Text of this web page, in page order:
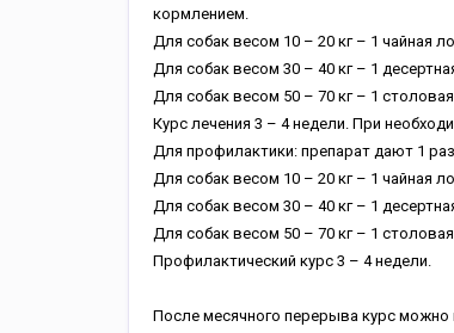
кормлением.
Для собак весом 10 – 20 кг – 1 чайная
Для собак весом 30 – 40 кг – 1
Для собак весом 50 – 70 кг – 1
Курс лечения 3 – 4 недели. При
Для профилактики: препарат дают 1
Для собак весом 10 – 20 кг – 1 чайная
Для собак весом 30 – 40 кг – 1
Для собак весом 50 – 70 кг – 1
Профилактический курс 3 – 4 недели.
После месячного перерыва курс